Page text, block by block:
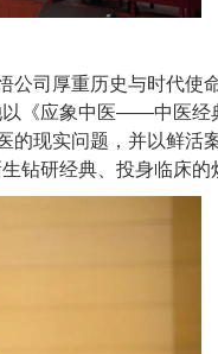
司厚重历史与时代使
《应象中医——中医经
现实问题，并以鲜活
钻研经典、投身临床的